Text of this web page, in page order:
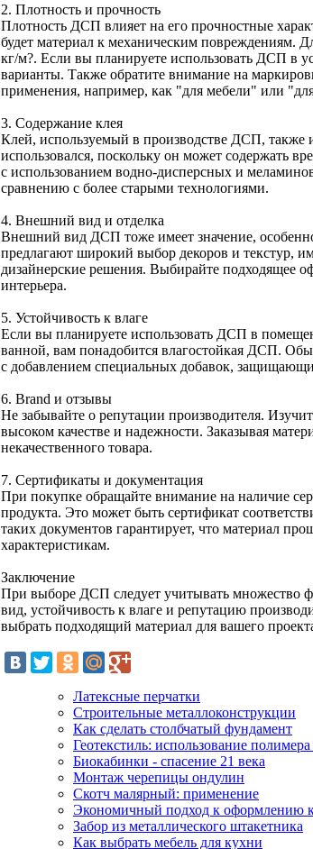
2. Плотность и прочность
Плотность ДСП влияет на его прочностные
будет материал к механическим повреждениям.
кг/м?. Если вы планируете использовать ДСП в
варианты. Также обратите внимание на
применения, например, как "для мебели" или
3. Содержание клея
Клей, используемый в производстве ДСП, также
использовался, поскольку он может содержать
с использованием водно-дисперсных и
сравнению с более старыми технологиями.
4. Внешний вид и отделка
Внешний вид ДСП тоже имеет значение,
предлагают широкий выбор декоров и текстур,
дизайнерские решения. Выбирайте подходящее
интерьера.
5. Устойчивость к влаге
Если вы планируете использовать ДСП в
ванной, вам понадобится влагостойкая ДСП.
с добавлением специальных добавок,
6. Brand и отзывы
Не забывайте о репутации производителя.
высоком качестве и надежности. Заказывая
некачественного товара.
7. Сертификаты и документация
При покупке обращайте внимание на наличие
продукта. Это может быть сертификат
таких документов гарантирует, что материал
характеристикам.
Заключение
При выборе ДСП следует учитывать множество
вид, устойчивость к влаге и репутацию
выбрать подходящий материал для вашего
Латексные перчатки
Строительные металлоконструкции
Как сделать столбчатый фундамент
Геотекстиль: использование
Биокабинки - спасение 21 века
Монтаж черепицы ондулин
Скотч малярный: применение
Экономичный подход к оформлению
Забор из металлического штакетника
Как выбрать мебель для кухни